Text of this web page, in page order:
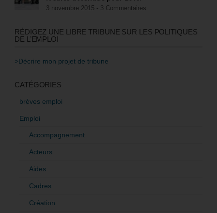
3 novembre 2015 - 3 Commentaires
RÉDIGEZ UNE LIBRE TRIBUNE SUR LES POLITIQUES
DE L’EMPLOI
>Décrire mon projet de tribune
CATÉGORIES
brèves emploi
Emploi
Accompagnement
Acteurs
Aides
Cadres
Création